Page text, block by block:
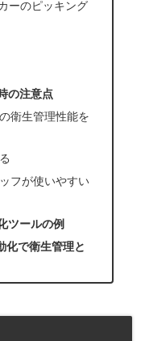
ーのピッキング
の注意点
衛生管理性能を
フが使いやすい
ツールの例
化で衛生管理と